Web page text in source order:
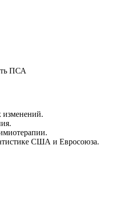
изменений.
США и Евросоюза.